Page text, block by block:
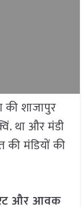
की शाजापुर
था और मंडी
मंडियों की
और आवक